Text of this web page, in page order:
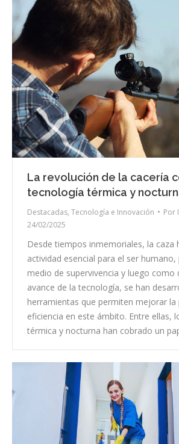
La revolución de la cacería
tecnología térmica y
Destacadas, Tecnología e Innovación Por
24/02/2025
Desde tiempos inmemoriales, la caza
actividad esencial para el ser
medio de supervivencia y luego como
avance de la tecnología, se han
herramientas que permiten mejorar la
eficiencia en este ámbito. Entre ellas,
térmica y nocturna han cobrado un